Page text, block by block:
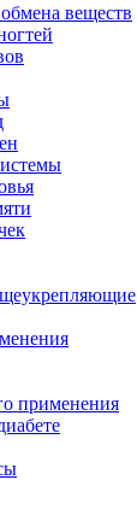
веществ
применения